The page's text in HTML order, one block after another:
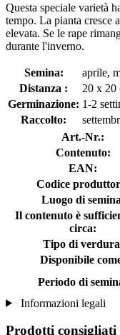
Questa speciale varietà
tempo. La pianta cresce
elevata. Se le rape
durante l'inverno.
Semina:
aprile,
Distanza :
20 x 20
Germinazione: 1-2
Raccolto:
Art.-Nr.:
Contenuto:
EAN:
Codice
Luogo di
Il contenuto è
circa:
Tipo di
Disponibile
Periodo di
Informazioni legali
Prodotti consigliati